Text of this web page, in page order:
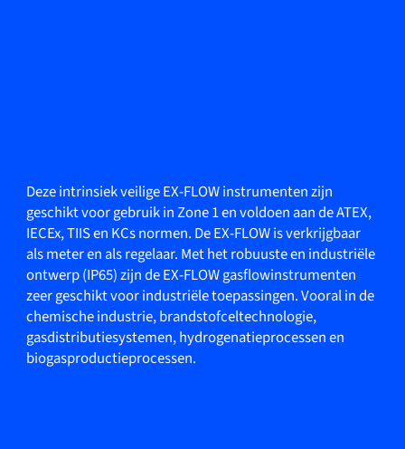
Deze intrinsiek veilige EX-FLOW instrumenten zijn
geschikt voor gebruik in Zone 1 en voldoen aan de ATEX,
IECEx, TIIS en KCs normen. De EX-FLOW is verkrijgbaar
als meter en als regelaar. Met het robuuste en industriële
ontwerp (IP65) zijn de EX-FLOW gasflowinstrumenten
zeer geschikt voor industriële toepassingen. Vooral in de
chemische industrie, brandstofceltechnologie,
gasdistributiesystemen, hydrogenatieprocessen en
biogasproductieprocessen.